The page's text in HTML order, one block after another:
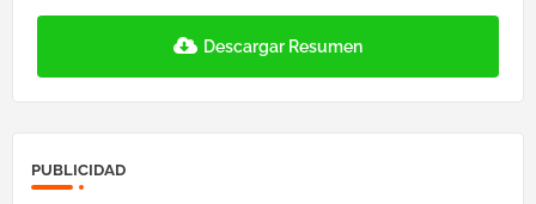
Descargar Resumen
PUBLICIDAD